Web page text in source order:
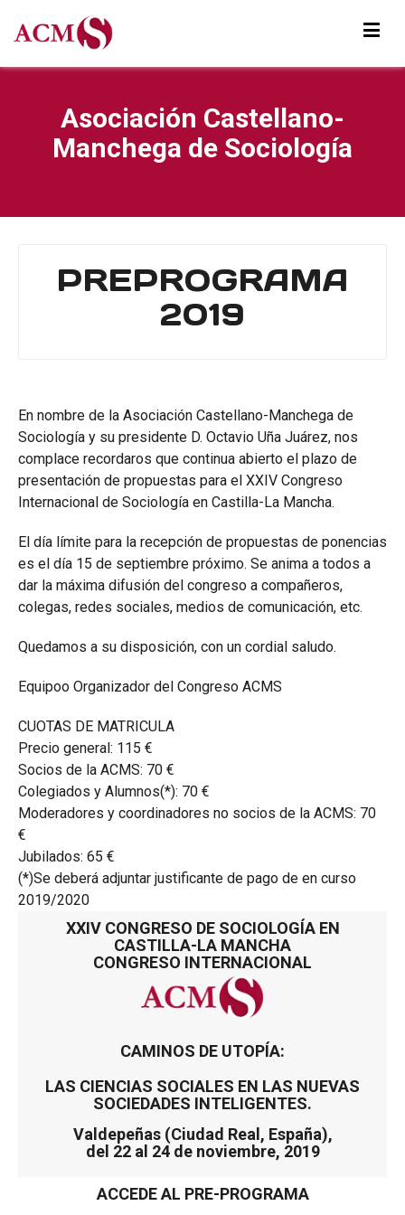
Asociación Castellano-
Manchega de Sociología
PREPROGRAMA
2019
En nombre de la Asociación Castellano-Manchega de
Sociología y su presidente D. Octavio Uña Juárez, nos
complace recordaros que continua abierto el plazo de
presentación de propuestas para el XXIV Congreso
Internacional de Sociología en Castilla-La Mancha.
El día límite para la recepción de propuestas de ponencias
es el día 15 de septiembre próximo. Se anima a todos a
dar la máxima difusión del congreso a compañeros,
colegas, redes sociales, medios de comunicación, etc.
Quedamos a su disposición, con un cordial saludo.
Equipoo Organizador del Congreso ACMS
CUOTAS DE MATRICULA
Precio general: 115 €
Socios de la ACMS: 70 €
Colegiados y Alumnos(*): 70 €
Moderadores y coordinadores no socios de la ACMS: 70
€
Jubilados: 65 €
(*)Se deberá adjuntar justificante de pago de en curso
2019/2020
XXIV CONGRESO DE SOCIOLOGÍA EN
CASTILLA-LA MANCHA
CONGRESO INTERNACIONAL
CAMINOS DE UTOPÍA:
LAS CIENCIAS SOCIALES EN LAS NUEVAS
SOCIEDADES INTELIGENTES.
Valdepeñas (Ciudad Real, España),
del 22 al 24 de noviembre, 2019
ACCEDE AL PRE-PROGRAMA